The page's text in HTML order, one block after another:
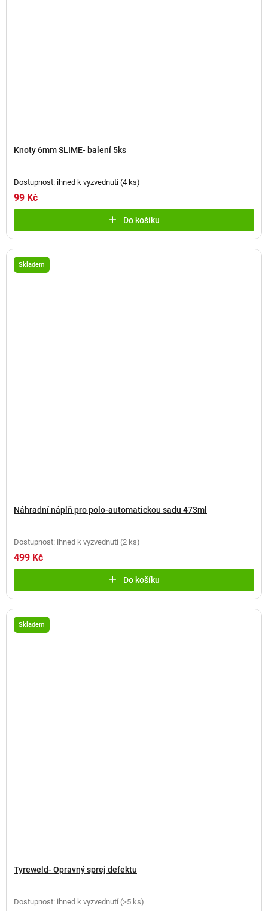
Knoty 6mm SLIME- balení 5ks
Dostupnost: ihned k vyzvednutí(4 ks)
99 Kč
Do košíku
Skladem
Náhradní náplň pro polo-automatickou sadu 473ml
Dostupnost: ihned k vyzvednutí (2 ks)
499 Kč
Do košíku
Skladem
Tyreweld- Opravný sprej defektu
Dostupnost: ihned k vyzvednutí (>5 ks)